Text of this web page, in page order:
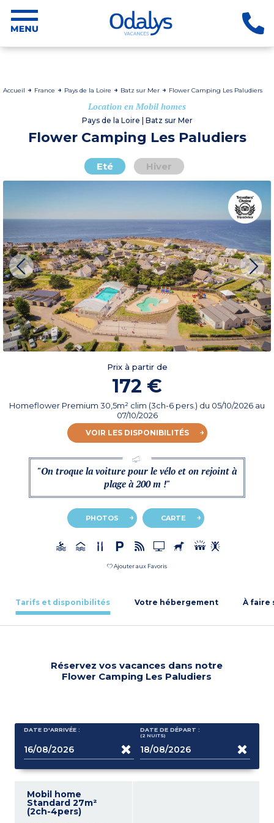
Accueil France Pays de la Loire Batz sur Mer Flower Camping Les Paludiers
Location en Mobil homes
Pays de la Loire | Batz sur Mer
Flower Camping Les Paludiers
Eté Hiver
Prix à partir de
172 €
Homeflower Premium 30,5m² clim (3ch-6 pers.) du 05/10/2026 au
07/10/2026
VOIR LES DISPONIBILITÉS
"On troque la voiture pour le vélo et on rejoint à
plage à 200 m !"
PHOTOS CARTE
Ajouter aux Favoris
Tarifs et disponibilités Votre hébergement À faire
Réservez vos vacances dans notre
Flower Camping Les Paludiers
DATE D'ARRIVÉE : DATE DE DÉPART :
(2 NUITS)
Mobil home
Standard 27m²
(2ch-4pers)